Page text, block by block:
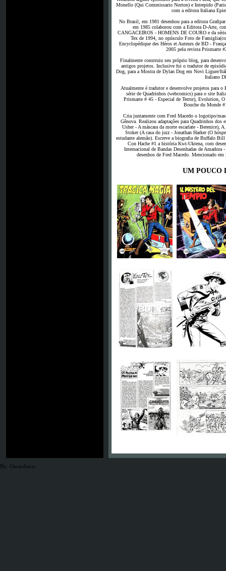
Monello (Qui Commissario Norton) e Intrepido
com a editora Italiana
No Brasil, em 1981 desenhou para a editora
em 1985 colaborou com a Editora D-Arte,
CANGACEIROS - HOMENS DE COURO e da
Tex de 1994, no opúsculo Foto de
Encyclopédique des Héros et Auteurs de BD -
2005 pela revista Prismarte
Finalmente construiu seu próprio blog, para
antigos projetos. Inclusive foi o tradutor de
Dog, para a Mostra de Dylan Dog em Novi Ligure/
Italiano
Atualmente é tradutor e desenvolve projetos para
série de Quadrinhos (webcomics) para o site
Prismarte # 45 - Especial de Terror), Evolution,
Bouche du Monde
Cria juntamente com Fred Macedo o logotipo/
Gênova. Realizou adaptações para Quadrinhos
Usher - A máscara da morte escarlate -
Stoker (A casa do juiz - Jonathan Harker (O
estudante alemão). Escreve a biografia de Buffalo
Con Hache #1 a história Kwi-Uktena, com
Internacional de Bandas Desenhadas de
desenhos de Fred Macedo. Mencionado
UM POUCO
By: Oscardiaco